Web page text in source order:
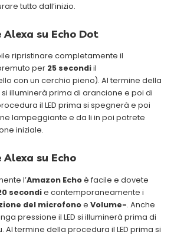
tutto dall’inizio.
su Echo Dot
ripristinare completamente il
per 25 secondiil
con un cerchio pieno). Al termine della
si illuminerà prima di arancione e poi di
il LED prima si spegnerà e poi
lampeggiante e da li in poi potrete
iniziale.
su Echo
l’Amazon Echoè facile e dovete
secondie contemporaneamente i
del microfonoe Volume-. Anche
pressione il LED si illuminerà prima di
Al termine della procedura il LED prima si